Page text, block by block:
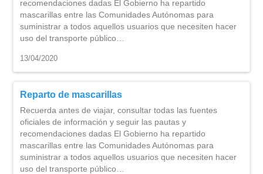
recomendaciones dadas El Gobierno ha repartido
mascarillas entre las Comunidades Autónomas para
suministrar a todos aquellos usuarios que necesiten hacer
uso del transporte público…
13/04/2020
Reparto de mascarillas
Recuerda antes de viajar, consultar todas las fuentes
oficiales de información y seguir las pautas y
recomendaciones dadas El Gobierno ha repartido
mascarillas entre las Comunidades Autónomas para
suministrar a todos aquellos usuarios que necesiten hacer
uso del transporte público…